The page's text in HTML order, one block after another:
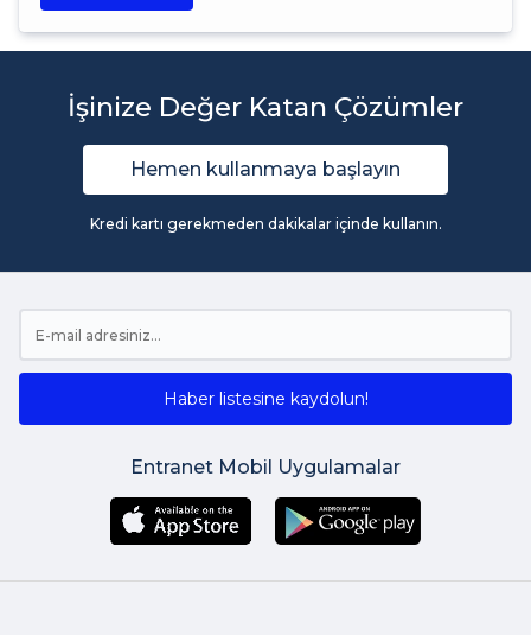
İşinize Değer Katan Çözümler
Hemen kullanmaya başlayın
Kredi kartı gerekmeden dakikalar içinde kullanın.
Haber listesine kaydolun!
Entranet Mobil Uygulamalar